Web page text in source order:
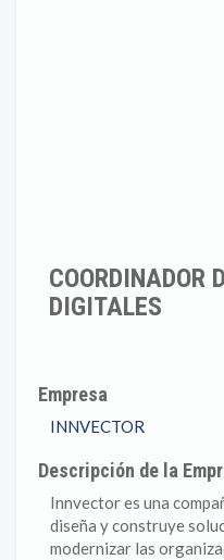
COORDINADOR
DIGITALES
Empresa
INNVECTOR
Descripción de la
Innvector es una
diseña y construye
modernizar las